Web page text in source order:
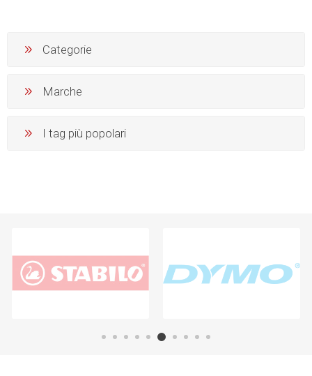
Categorie
Marche
I tag più popolari